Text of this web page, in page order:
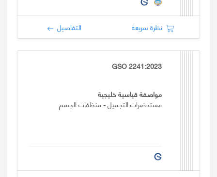
نظرة سريعة التفاصيل
GSO 2241:2023
مواصفة قياسية خليجية
مستحضرات التجميل - منظفات الجسم